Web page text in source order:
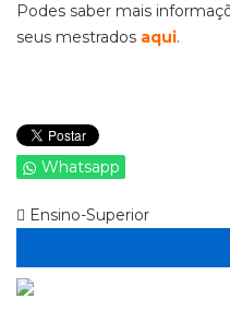
Podes saber mais
seus mestrados aqui.
Whatsapp
Ensino-Superior